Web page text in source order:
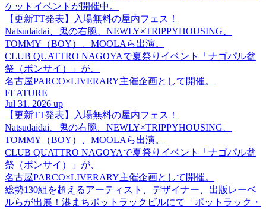
ケットイベントが開催中。
【更新TT発表】入場無料の屋内フェス！
Natsudaidai、鬼の右腕、NEWLY×TRIPPYHOUSING、
TOMMY（BOY）、MOOLAら出演。
CLUB QUATTRO NAGOYAで夏祭りイベント「ナゴパル盆
祭（ボンサイ）」が、
名古屋PARCO×LIVERARY主催企画として開催。
FEATURE
Jul 31. 2026 up
【更新TT発表】入場無料の屋内フェス！
Natsudaidai、鬼の右腕、NEWLY×TRIPPYHOUSING、
TOMMY（BOY）、MOOLAら出演。
CLUB QUATTRO NAGOYAで夏祭りイベント「ナゴパル盆
祭（ボンサイ）」が、
名古屋PARCO×LIVERARY主催企画として開催。
総勢130組を超えるアーティスト、デザイナー、出版レーベ
ルらが出展！港まちポットラックビルにて「ポットラック・